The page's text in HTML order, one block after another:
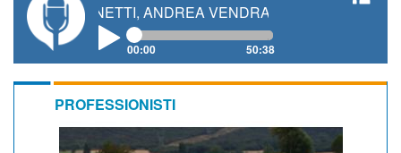
ANDREA VENDRAME, FILIPPO FIORELLI
00:00 50:38
PROFESSIONISTI